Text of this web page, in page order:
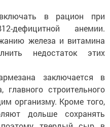
в рацион при
дефицитной анемии.
железа и витамина
недостаток этих
заключается в
строительного
организму. Кроме того,
дольше сохранять